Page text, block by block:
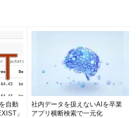
して［管理者として実行］を選択する必
フォルダのリネーム
ーラで、
フォルダの名前を
」などに変更する。コマンド・プロン
うに実行すればよい。
自動
」
社内データを扱えないAIを卒業
アプリ横断検索で一元化